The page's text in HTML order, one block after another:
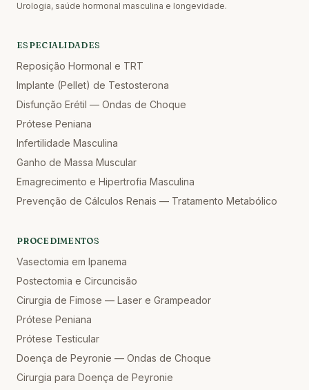
Urologia, saúde hormonal masculina e longevidade.
ESPECIALIDADES
Reposição Hormonal e TRT
Implante (Pellet) de Testosterona
Disfunção Erétil — Ondas de Choque
Prótese Peniana
Infertilidade Masculina
Ganho de Massa Muscular
Emagrecimento e Hipertrofia Masculina
Prevenção de Cálculos Renais — Tratamento Metabólico
PROCEDIMENTOS
Vasectomia em Ipanema
Postectomia e Circuncisão
Cirurgia de Fimose — Laser e Grampeador
Prótese Peniana
Prótese Testicular
Doença de Peyronie — Ondas de Choque
Cirurgia para Doença de Peyronie